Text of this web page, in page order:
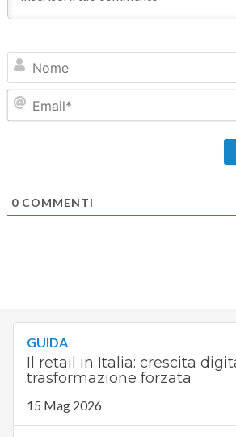
0COMMENTI
GUIDA
Il retail in Italia: crescita
trasformazione forzata
15 Mag 2026